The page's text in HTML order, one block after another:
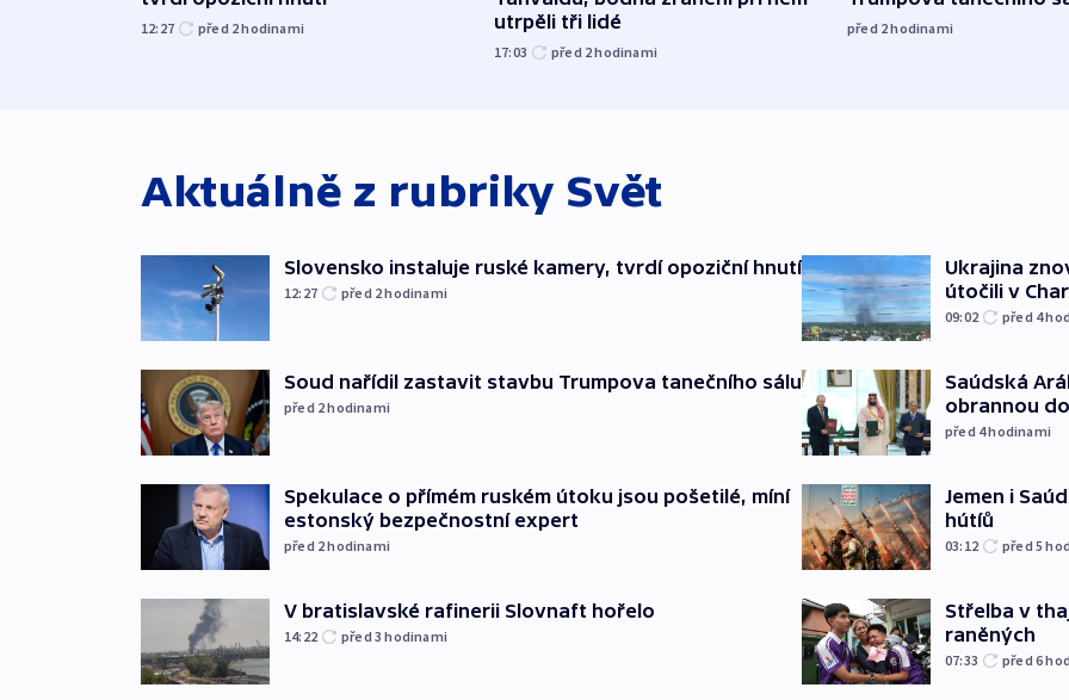
12:27 před 2hodinami
utrpěli tři lidé
17:03 před 2hodinami
před 2hodinami
Aktuálně z rubriky Svět
Slovensko instaluje ruské kamery, tvrdí opoziční hnutí
12:27 před 2hodinami
Soud nařídil zastavit stavbu Trumpova tanečního sálu
před 2hodinami
Spekulace o přímém ruském útoku jsou pošetilé, míní
estonský bezpečnostní expert
před 2hodinami
V bratislavské rafinerii Slovnaft hořelo
14:22 před 3hodinami
Ukrajina
útočili v
09:02 před 4
Saúdská
obrannou
před 4hodinami
Jemen i
hútíů
03:12 před 5
Střelba v
raněných
07:33 před 6